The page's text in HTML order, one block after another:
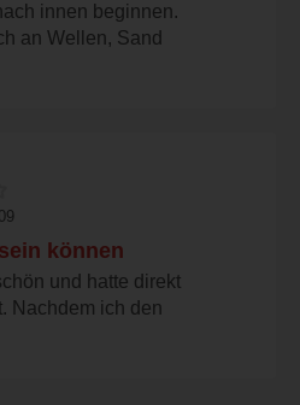
innen beginnen.
an Wellen, Sand
können
und hatte direkt
Nachdem ich den